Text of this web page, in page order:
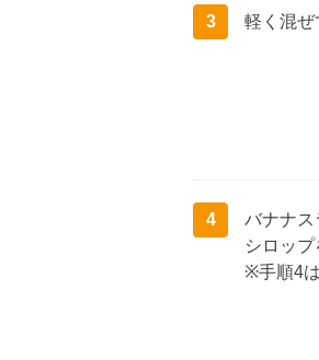
3 軽く混ぜ
4
バナナ
シロッ
※手順4